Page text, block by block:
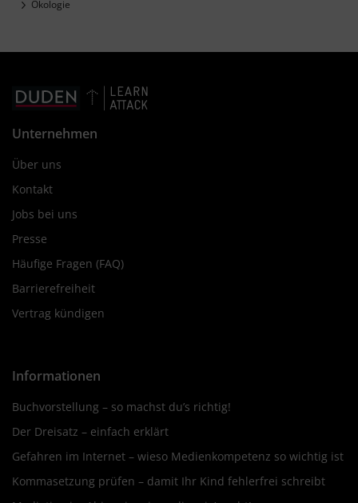
Ökologie
Unternehmen
Über uns
Kontakt
Jobs bei uns
Presse
Häufige Fragen (FAQ)
Barrierefreiheit
Vertrag kündigen
Informationen
Buchvorstellung – so machst du’s richtig!
Der Dreisatz – einfach erklärt
Gefahren im Internet – wieso Medienkompetenz so wichtig ist
Kommasetzung prüfen – damit Ihr Kind fehlerfrei schreibt